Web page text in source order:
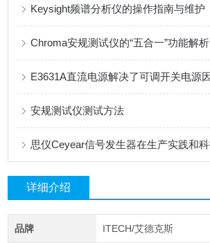
Keysight频谱分析仪的操作指南与维护
Chroma安规测试仪的“五合一”功能解析
安规测试仪测试方法
详细介绍
品牌 ITECH/艾德克斯